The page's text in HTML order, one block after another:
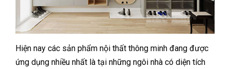
Hiện nay các sản phẩm nội thất thông minh đang được
ứng dụng nhiều nhất là tại những ngôi nhà có diện tích